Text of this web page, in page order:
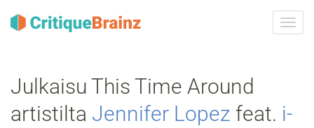
Julkaisu This Time Around
artistilta Jennifer Lopez feat. i‐